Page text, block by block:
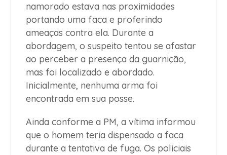
namorado estava nas proximidades
portando uma faca e proferindo
ameaças contra ela. Durante a
abordagem, o suspeito tentou se afastar
ao perceber a presença da guarnição,
mas foi localizado e abordado.
Inicialmente, nenhuma arma foi
encontrada em sua posse.
Ainda conforme a PM, a vítima informou
que o homem teria dispensado a faca
durante a tentativa de fuga. Os policiais